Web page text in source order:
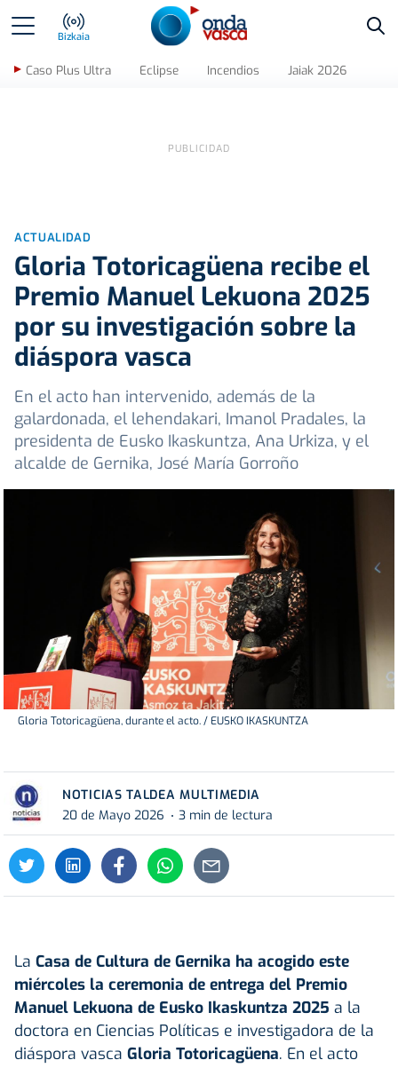
Bizkaia
Caso Plus Ultra Eclipse Incendios Jaiak 2026
ACTUALIDAD
Gloria Totoricagüena recibe el
Premio Manuel Lekuona 2025
por su investigación sobre la
diáspora vasca
En el acto han intervenido, además de la
galardonada, el lehendakari, Imanol Pradales, la
presidenta de Eusko Ikaskuntza, Ana Urkiza, y el
alcalde de Gernika, José María Gorroño
Gloria Totoricagüena, durante el acto. / EUSKO IKASKUNTZA
NOTICIAS TALDEA MULTIMEDIA
20 de Mayo 2026
3 min de lectura
La Casa de Cultura de Gernika ha acogido este
miércoles la ceremonia de entrega del Premio
Manuel Lekuona de Eusko Ikaskuntza 2025 a la
doctora en Ciencias Políticas e investigadora de la
diáspora vasca Gloria Totoricagüena. En el acto